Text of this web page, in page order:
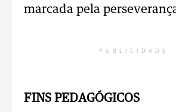
marcada pela
PUBLICIDADE
FINS PEDAGÓGICOS